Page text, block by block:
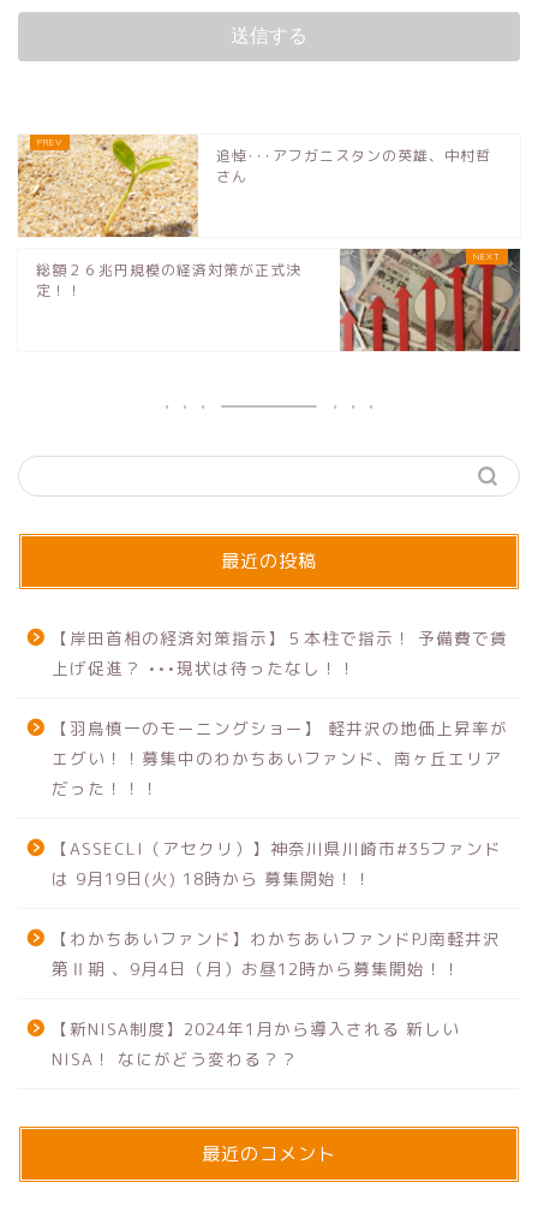
追悼･･･アフガニスタンの英雄、中村哲
さん
総額２６兆円規模の経済対策が正式決
定！！
最近の投稿
【岸田首相の経済対策指示】５本柱で指示！ 予備費で賃
上げ促進？ •••現状は待ったなし！！
【羽鳥慎一のモーニングショー】 軽井沢の地価上昇率が
エグい！！募集中のわかちあいファンド、南ヶ丘エリア
だった！！！
【ASSECLI（アセクリ）】神奈川県川崎市#35ファンド
は 9月19日(火) 18時から 募集開始！！
【わかちあいファンド】わかちあいファンドPJ南軽井沢
第Ⅱ期 、9月4日（月）お昼12時から募集開始！！
【新NISA制度】2024年1月から導入される 新しい
NISA！ なにがどう変わる？？
最近のコメント